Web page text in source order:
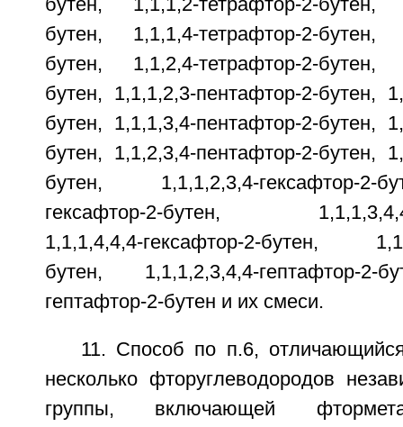
бутен, 1,1,1,2-тетрафтор-2-бутен,
бутен, 1,1,1,4-тетрафтор-2-бутен,
бутен, 1,1,2,4-тетрафтор-2-бутен,
бутен, 1,1,1,2,3-пентафтор-2-бутен,
бутен, 1,1,1,3,4-пентафтор-2-бутен,
бутен, 1,1,2,3,4-пентафтор-2-бутен,
бутен, 1,1,1,2,3,4-гексафтор-2-
гексафтор-2-бутен, 1,1,1,3,4,4-
1,1,1,4,4,4-гексафтор-2-бутен,
бутен, 1,1,1,2,3,4,4-гептафтор-2-
гептафтор-2-бутен и их смеси.
11. Способ по п.6,
несколько фторуглеводородов
группы, включающей